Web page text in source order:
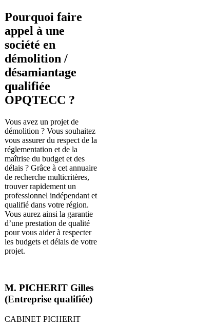
Pourquoi faire
appel à une
société en
démolition /
désamiantage
qualifiée
OPQTECC ?
Vous avez un projet de
démolition ? Vous souhaitez
vous assurer du respect de la
réglementation et de la
maîtrise du budget et des
délais ? Grâce à cet annuaire
de recherche multicritères,
trouver rapidement un
professionnel indépendant et
qualifié dans votre région.
Vous aurez ainsi la garantie
d’une prestation de qualité
pour vous aider à respecter
les budgets et délais de votre
projet.
M. PICHERIT Gilles
(Entreprise qualifiée)
CABINET PICHERIT